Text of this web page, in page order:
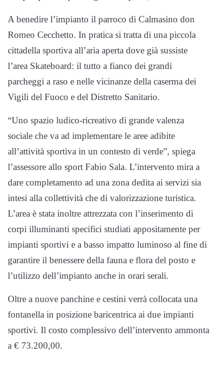
A benedire l’impianto il parroco di Calmasino don
Romeo Cecchetto. In pratica si tratta di una piccola
cittadella sportiva all’aria aperta dove già sussiste
l’area Skateboard: il tutto a fianco dei grandi
parcheggi a raso e nelle vicinanze della caserma dei
Vigili del Fuoco e del Distretto Sanitario.
“Uno spazio ludico-ricreativo di grande valenza
sociale che va ad implementare le aree adibite
all’attività sportiva in un contesto di verde”, spiega
l’assessore allo sport Fabio Sala. L’intervento mira a
dare completamento ad una zona dedita ai servizi sia
intesi alla collettività che di valorizzazione turistica.
L’area è stata inoltre attrezzata con l’inserimento di
corpi illuminanti specifici studiati appositamente per
impianti sportivi e a basso impatto luminoso al fine di
garantire il benessere della fauna e flora del posto e
l’utilizzo dell’impianto anche in orari serali.
Oltre a nuove panchine e cestini verrà collocata una
fontanella in posizione baricentrica ai due impianti
sportivi. Il costo complessivo dell’intervento ammonta
a € 73.200,00.